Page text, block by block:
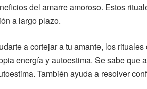
del amarre amoroso. Estos
a largo plazo.
a cortejar a tu amante, los
energía y autoestima. Se sabe que
También ayuda a resolver